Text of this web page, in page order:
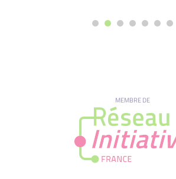
MEMBRE DE